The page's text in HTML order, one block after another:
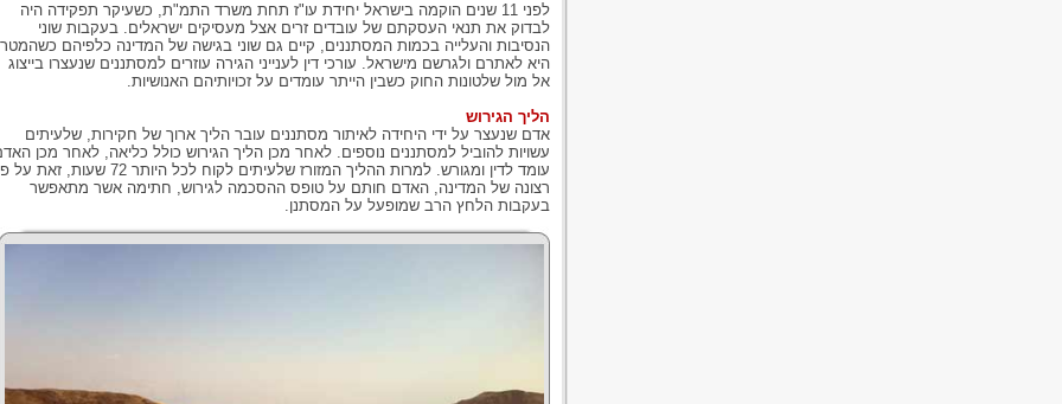
לפני 11 שנים הוקמה בישראל יחידת עו"ז תחת משרד התמ"ת, כשעיקר תפקידה היה
לבדוק את תנאי העסקתם של עובדים זרים אצל מעסיקים ישראלים. בעקבות שוני
הנסיבות והעלייה בכמות המסתננים, קיים גם שוני בגישה של המדינה כלפיהם
היא לאתרם ולגרשם מישראל. עורכי דין לענייני הגירה עוזרים למסתננים שנעצרו בייצוג
אל מול שלטונות החוק כשבין הייתר עומדים על זכויותיהם האנושיות.
הליך הגירוש
אדם שנעצר על ידי היחידה לאיתור מסתננים עובר הליך ארוך של חקירות, שלעיתים
עשויות להוביל למסתננים נוספים. לאחר מכן הליך הגירוש כולל כליאה, לאחר מכן
עומד לדין ומגורש. למרות ההליך המזורז שלעיתים לקוח לכל היותר 72 שעות, זאת
רצונה של המדינה, האדם חותם על טופס ההסכמה לגירוש, חתימה אשר מתאפשר
בעקבות הלחץ הרב שמופעל על המסתנן.